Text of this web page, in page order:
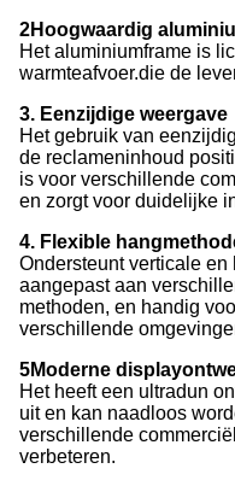
2Hoogwaardig
Het aluminiumframe is
warmteafvoer.die de
3. Eenzijdige weergave
Het gebruik van
de reclameninhoud
is voor verschillende
en zorgt voor duidelijke
4. Flexible
Ondersteunt verticale
aangepast aan
methoden, en handig
verschillende
5Moderne
Het heeft een ultradun
uit en kan naadloos
verschillende
verbeteren.